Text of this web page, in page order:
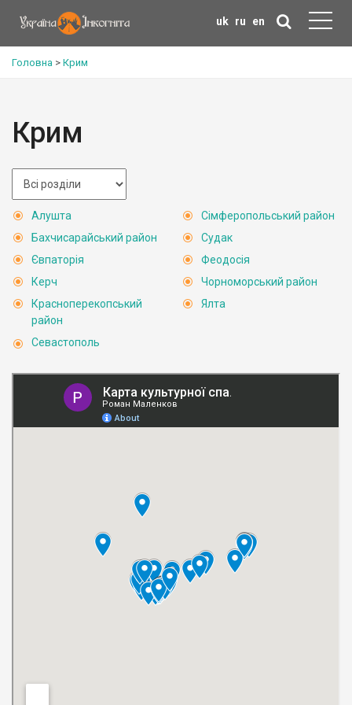
uk ru en
Головна > Крим
Крим
Алушта
Бахчисарайський район
Євпаторія
Керч
Красноперекопський
район
Севастополь
Сімферопольський район
Судак
Феодосія
Чорноморський район
Ялта